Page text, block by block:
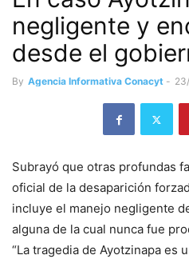
negligente y
desde el
By Agencia Informativa Conacyt -
Subrayó que otras profundas
oficial de la desaparición
incluye el manejo negligente
alguna de la cual nunca fue
“La tragedia de Ayotzinapa es